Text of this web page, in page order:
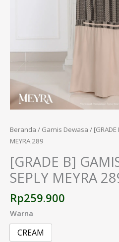
Beranda / Gamis Dewasa / [GRADE
MEYRA 289
[GRADE B]
SEPLY MEYRA
Rp259.900
Warna
CREAM